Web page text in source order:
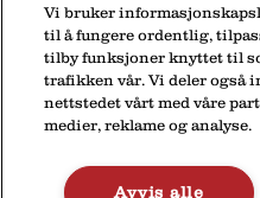
Vi bruker
til å fungere ordentlig,
tilby funksjoner knyttet til
trafikken vår. Vi deler også
nettstedet vårt med våre
medier, reklame og analyse.
Avvis alle